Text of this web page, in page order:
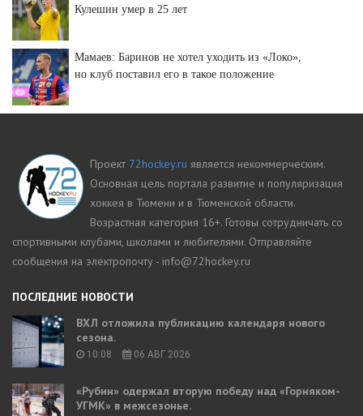
Кулешин умер в 25 лет
Мамаев: Баринов не хотел уходить из «Локо»,
но клуб поставил его в такое положение
Проект 72hockey.ru является некоммерческим.
Основная цель портала развитие и популяризация
хоккея в Тюмени и в Тюменской области.
Возрастная категория 16+. Готовы сотрудничать со
спортивными клубами, школами и любителями. Отправляйте
сообщения на электропочту - info@72hockey.ru
ПОСЛЕДНИЕ НОВОСТИ
ВХЛ отложила публикацию календаря нового
сезона.
10:08 06 АВГ 2026
«Рубин» одержал вторую победу над «Горняком-
УГМК» в межсезонье.